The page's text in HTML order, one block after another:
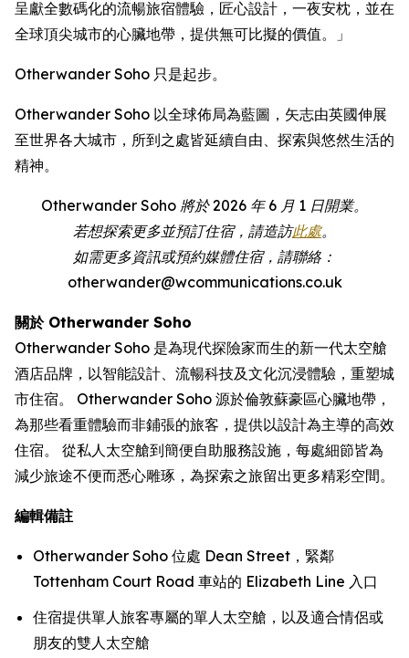
呈獻全數碼化的流暢旅宿體驗，匠心設計，一夜安枕，並在
全球頂尖城市的心臟地帶，提供無可比擬的價值。」
Otherwander Soho 只是起步。
Otherwander Soho 以全球佈局為藍圖，矢志由英國伸展
至世界各大城市，所到之處皆延續自由、探索與悠然生活的
精神。
Otherwander Soho 將於 2026 年 6 月 1 日開業。
若想探索更多並預訂住宿，請造訪此處。
如需更多資訊或預約媒體住宿，請聯絡：
otherwander@wcommunications.co.uk
關於 Otherwander Soho
Otherwander Soho 是為現代探險家而生的新一代太空艙
酒店品牌，以智能設計、流暢科技及文化沉浸體驗，重塑城
市住宿。 Otherwander Soho 源於倫敦蘇豪區心臟地帶，
為那些看重體驗而非鋪張的旅客，提供以設計為主導的高效
住宿。 從私人太空艙到簡便自助服務設施，每處細節皆為
減少旅途不便而悉心雕琢，為探索之旅留出更多精彩空間。
編輯備註
Otherwander Soho 位處 Dean Street，緊鄰
Tottenham Court Road 車站的 Elizabeth Line 入口
住宿提供單人旅客專屬的單人太空艙，以及適合情侶或
朋友的雙人太空艙